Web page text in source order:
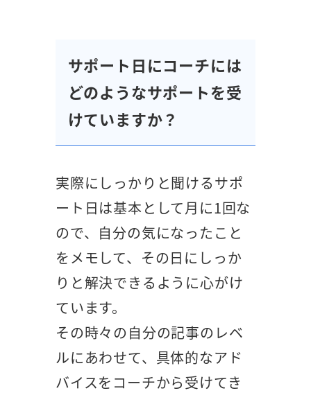
サポート日にコーチには
どのようなサポートを受
けていますか？
実際にしっかりと聞けるサポ
ート日は基本として月に1回な
ので、自分の気になったこと
をメモして、その日にしっか
りと解決できるように心がけ
ています。
その時々の自分の記事のレベ
ルにあわせて、具体的なアド
バイスをコーチから受けてき